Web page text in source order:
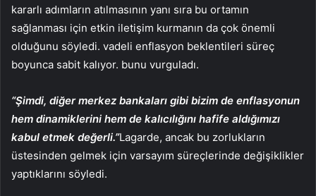
kararlı adımların atılmasının yanı sıra bu ortamın
sağlanması için etkin iletişim kurmanın da çok önemli
olduğunu söyledi. vadeli enflasyon beklentileri süreç
boyunca sabit kalıyor. bunu vurguladı.
“Şimdi, diğer merkez bankaları gibi bizim de enflasyonun
hem dinamiklerini hem de kalıcılığını hafife aldığımızı
kabul etmek değerli.”Lagarde, ancak bu zorlukların
üstesinden gelmek için varsayım süreçlerinde değişiklikler
yaptıklarını söyledi.